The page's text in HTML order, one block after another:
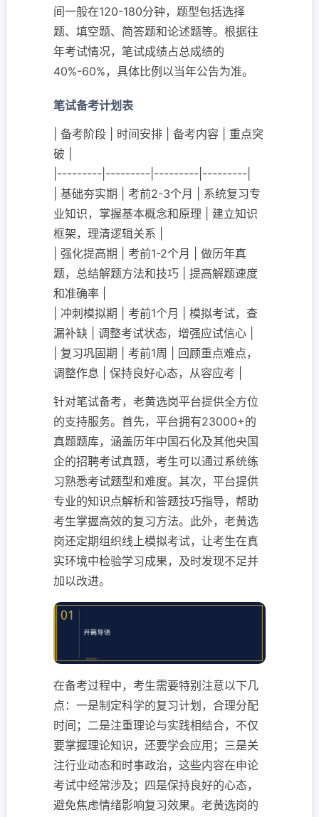
间一般在120-180分钟，题型包括选择
题、填空题、简答题和论述题等。根据往
年考试情况，笔试成绩占总成绩的
40%-60%，具体比例以当年公告为准。
笔试备考计划表
| 备考阶段 | 时间安排 | 备考内容 | 重点突
破 |
|---------|---------|---------|---------|
| 基础夯实期 | 考前2-3个月 | 系统复习专
业知识，掌握基本概念和原理 | 建立知识
框架，理清逻辑关系 |
| 强化提高期 | 考前1-2个月 | 做历年真
题，总结解题方法和技巧 | 提高解题速度
和准确率 |
| 冲刺模拟期 | 考前1个月 | 模拟考试，查
漏补缺 | 调整考试状态，增强应试信心 |
| 复习巩固期 | 考前1周 | 回顾重点难点，
调整作息 | 保持良好心态，从容应考 |
针对笔试备考，老黄选岗平台提供全方位
的支持服务。首先，平台拥有23000+的
真题题库，涵盖历年中国石化及其他央国
企的招聘考试真题，考生可以通过系统练
习熟悉考试题型和难度。其次，平台提供
专业的知识点解析和答题技巧指导，帮助
考生掌握高效的复习方法。此外，老黄选
岗还定期组织线上模拟考试，让考生在真
实环境中检验学习成果，及时发现不足并
加以改进。
在备考过程中，考生需要特别注意以下几
点：一是制定科学的复习计划，合理分配
时间；二是注重理论与实践相结合，不仅
要掌握理论知识，还要学会应用；三是关
注行业动态和时事政治，这些内容在申论
考试中经常涉及；四是保持良好的心态，
避免焦虑情绪影响复习效果。老黄选岗的